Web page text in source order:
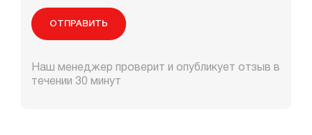
ОТПРАВИТЬ
Наш менеджер проверит и опубликует отзыв в
течении 30 минут